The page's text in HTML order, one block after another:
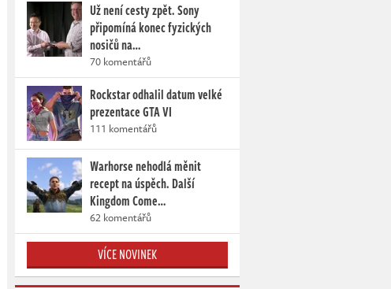
Už není cesty zpět. Sony
připomíná konec fyzických
nosičů na…
70 komentářů
Rockstar odhalil datum velké
prezentace GTA VI
111 komentářů
Warhorse nehodlá měnit
recept na úspěch. Další
Kingdom Come…
62 komentářů
VÍCE NOVINEK